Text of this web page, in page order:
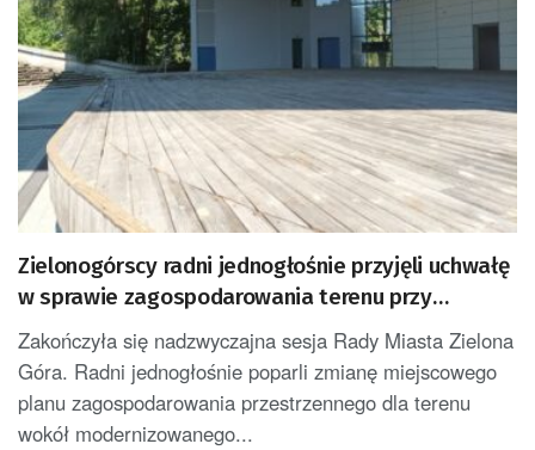
Zielonogórscy radni jednogłośnie przyjęli uchwałę
w sprawie zagospodarowania terenu przy
amfiteatrze
Zakończyła się nadzwyczajna sesja Rady Miasta Zielona
Góra. Radni jednogłośnie poparli zmianę miejscowego
planu zagospodarowania przestrzennego dla terenu
wokół modernizowanego...